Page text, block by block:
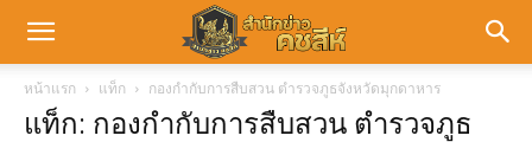
หน้าแรก แท็ก กองกำกับการสืบสวน ตำรวจภูธจังหวัดมุกดาหาร
แท็ก: กองกำกับการสืบสวน ตำรวจภูธ